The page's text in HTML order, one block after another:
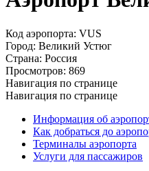
Код аэропорта: VUS
Город: Великий Устюг
Страна: Россия
Просмотров: 869
Навигация по странице
Навигация по странице
Информация об
Как добраться до
Терминалы аэропорта
Услуги для пассажиров